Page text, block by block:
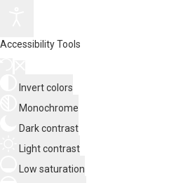
Accessibility Tools
Invert colors
Monochrome
Dark contrast
Light contrast
Low saturation